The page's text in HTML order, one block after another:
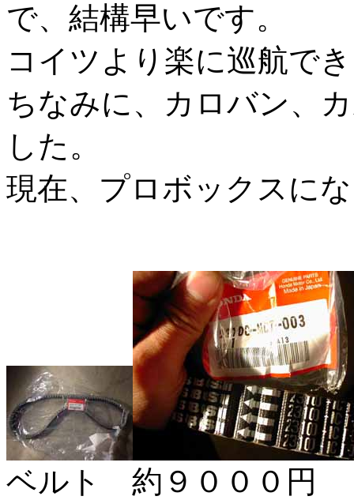
で、結構早いです。
コイツより楽に巡航で
ちなみに、カロバン、
した。
現在、プロボックスに
ベルト 約９０００円